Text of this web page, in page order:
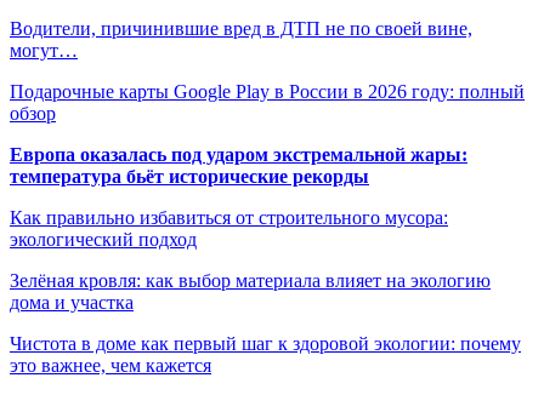
Водители, причинившие вред в ДТП не по своей вине,
могут…
Подарочные карты Google Play в России в 2026 году: полный
обзор
Европа оказалась под ударом экстремальной жары:
температура бьёт исторические рекорды
Как правильно избавиться от строительного мусора:
экологический подход
Зелёная кровля: как выбор материала влияет на экологию
дома и участка
Чистота в доме как первый шаг к здоровой экологии: почему
это важнее, чем кажется